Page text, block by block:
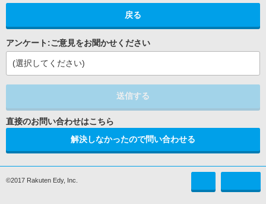
戻る
アンケート:ご意見をお聞かせください
(選択してください)
送信する
解決しなかったので問い合わせる
©2017 Rakuten Edy, Inc.